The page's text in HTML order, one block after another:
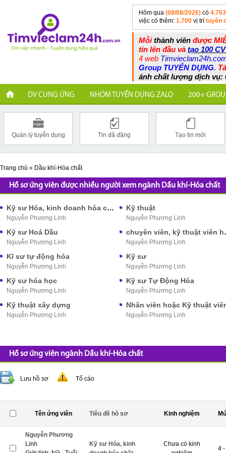
Hôm qua (08/08/2026) có 4.763
việc có thêm: 1.700 vị trí tuyển
Mỗithành viên được
tin lên đầu và tạo 100
4 web
Group TUYỂN DỤNG.
ánh chất lượng dịch vụ:
DV CUNG ỨNG NHÓM TUYỂN DỤNG ZALO 200+
Quản lý tuyển dụng Tin đã đăng Tạo tin mới
Trang chủ » Dầu khí-Hóa chất
Hồ sơ ứng viên được nhiều người xem ngành Dầu khí-Hóa chất
Kỹ sư Hóa, kinh doanh hóa chất
Nguyễn Phương Linh
Kỹ thuật
Nguyễn Phương Linh
Kỹ sư Hoá Dầu
Nguyễn Phương Linh
chuyên
Nguyễn Phương Linh
Kĩ sư tự động hóa
Nguyễn Phương Linh
Kỹ sư
Nguyễn Phương Linh
Kỹ sư hóa học
Nguyễn Phương Linh
Kỹ sư Tự Động Hóa
Nguyễn Phương Linh
Kỹ thuật xây dựng
Nguyễn Phương Linh
Nhân viên hoặc Kỹ thuật
Nguyễn Phương Linh
Hồ sơ ứng viên ngành Dầu khí-Hóa chất
Lưu hồ sơ Tố cáo
Tên ứng viên Tiêu đề hồ sơ Kinh nghiệm
Nguyễn Phương
Linh
Kỹ sư Hóa, kinh
Chưa có kinh
4